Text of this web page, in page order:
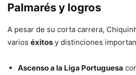
Palmarés y logros
A pesar de su corta carrera,
varios éxitos y distinciones
Ascenso a la Liga Portuguesa